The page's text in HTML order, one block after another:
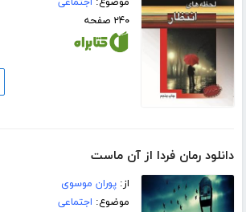
۲۴۰ صفحه
دانلود رمان فردا از آن ماست
از:پوران موسوی
موضوع: اجتماعی